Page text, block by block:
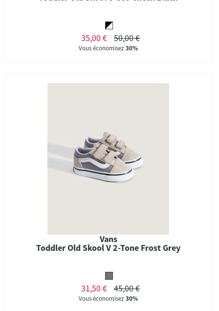
35,00 € 50,00 €
Vous économisez30%
Vans
Toddler Old Skool V 2-Tone Frost Grey
31,50 € 45,00 €
Vous économisez30%